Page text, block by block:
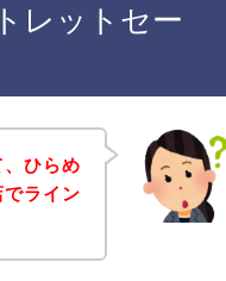
レットセー
ひらめ
ライン